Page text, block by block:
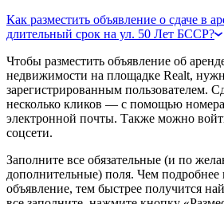
Как разместить объявление о сдаче в
длительный срок на ул. 50 Лет БССР?
Чтобы разместить объявление об
недвижимости на площадке Realt,
зарегистрированным пользователем.
несколько кликов — с помощью
электронной почты. Также можно
соцсети.
Заполните все обязательные (и по
дополнительные) поля. Чем подробнее
объявление, тем быстрее получится